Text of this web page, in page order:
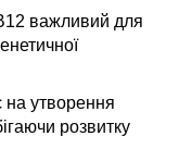
важливий для
на утворення
розвитку